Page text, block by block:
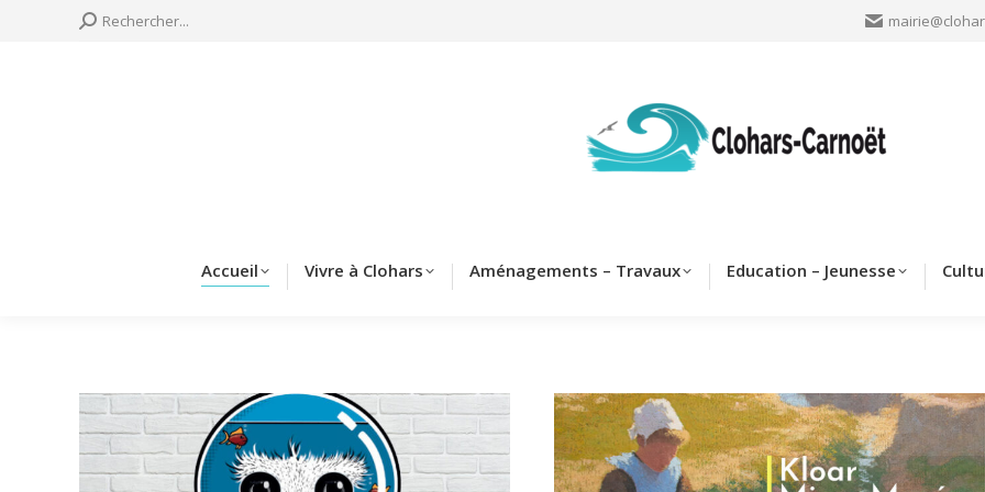
Search:
Rechercher...
Accueil Vivre à Clohars Aménagements – Travaux Education – Jeunesse
Education –